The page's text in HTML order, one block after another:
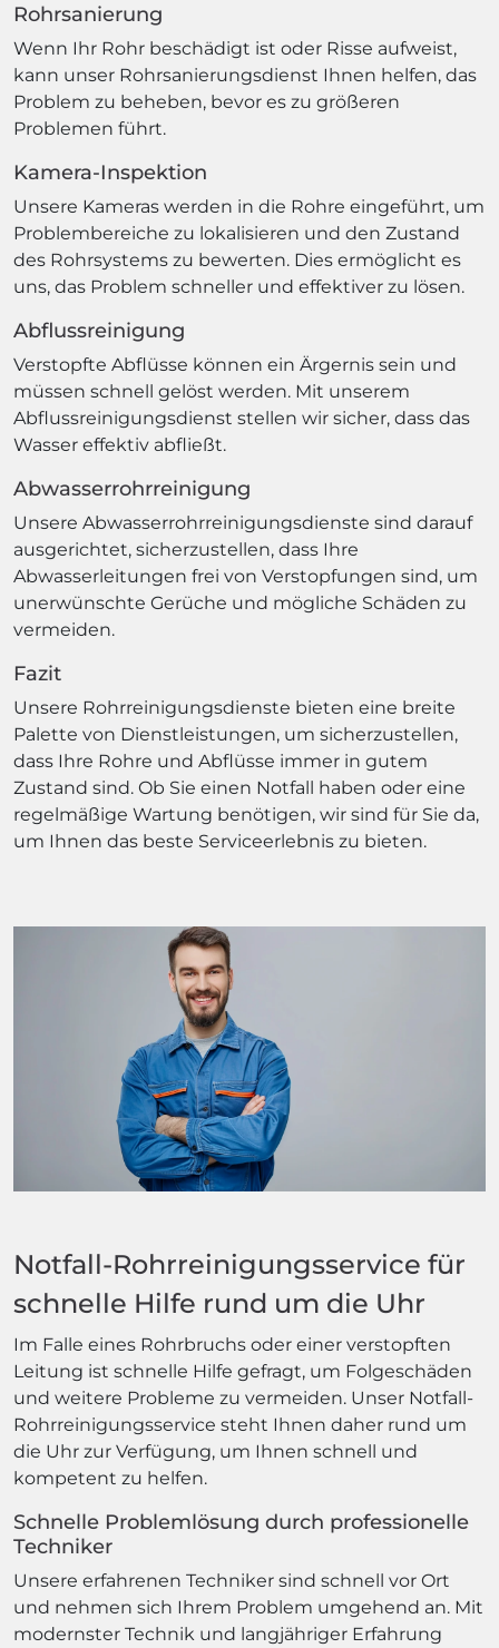
Rohrsanierung
Wenn Ihr Rohr beschädigt ist oder Risse aufweist,
kann unser Rohrsanierungsdienst Ihnen helfen, das
Problem zu beheben, bevor es zu größeren
Problemen führt.
Kamera-Inspektion
Unsere Kameras werden in die Rohre eingeführt, um
Problembereiche zu lokalisieren und den Zustand
des Rohrsystems zu bewerten. Dies ermöglicht es
uns, das Problem schneller und effektiver zu lösen.
Abflussreinigung
Verstopfte Abflüsse können ein Ärgernis sein und
müssen schnell gelöst werden. Mit unserem
Abflussreinigungsdienst stellen wir sicher, dass das
Wasser effektiv abfließt.
Abwasserrohrreinigung
Unsere Abwasserrohrreinigungsdienste sind darauf
ausgerichtet, sicherzustellen, dass Ihre
Abwasserleitungen frei von Verstopfungen sind, um
unerwünschte Gerüche und mögliche Schäden zu
vermeiden.
Fazit
Unsere Rohrreinigungsdienste bieten eine breite
Palette von Dienstleistungen, um sicherzustellen,
dass Ihre Rohre und Abflüsse immer in gutem
Zustand sind. Ob Sie einen Notfall haben oder eine
regelmäßige Wartung benötigen, wir sind für Sie da,
um Ihnen das beste Serviceerlebnis zu bieten.
Notfall-Rohrreinigungsservice für
schnelle Hilfe rund um die Uhr
Im Falle eines Rohrbruchs oder einer verstopften
Leitung ist schnelle Hilfe gefragt, um Folgeschäden
und weitere Probleme zu vermeiden. Unser Notfall-
Rohrreinigungsservice steht Ihnen daher rund um
die Uhr zur Verfügung, um Ihnen schnell und
kompetent zu helfen.
Schnelle Problemlösung durch professionelle
Techniker
Unsere erfahrenen Techniker sind schnell vor Ort
und nehmen sich Ihrem Problem umgehend an. Mit
modernster Technik und langjähriger Erfahrung